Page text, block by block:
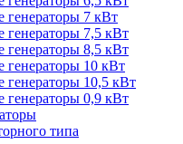
генераторы 7 кВт
генераторы 7,5 кВт
генераторы 8,5 кВт
генераторы 10 кВт
генераторы 10,5 кВт
генераторы 0,9 кВт
типа